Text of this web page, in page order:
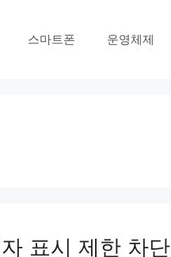
스마트폰 운영체제
표시 제한 차단